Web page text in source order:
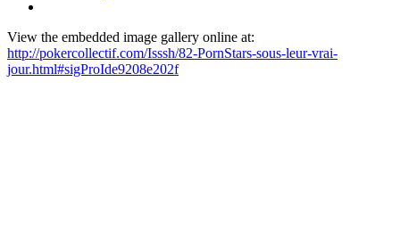
View the embedded image gallery online at:
http://pokercollectif.com/Isssh/82-PornStars-sous-leur-vrai-
jour.html#sigProIde9208e202f